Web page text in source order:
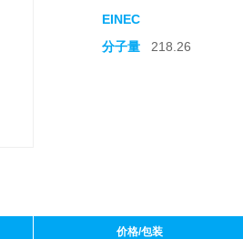
EINEC
分子量 218.26
价格/包装